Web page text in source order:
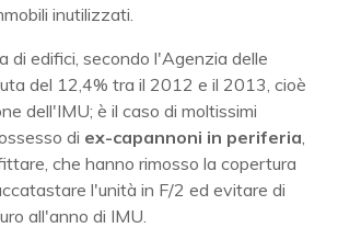
inutilizzati.
di edifici, secondo l'Agenzia delle
del 12,4% tra il 2012 e il 2013, cioè
dell'IMU; è il caso di moltissimi
di ex-capannoni in periferia
che hanno rimosso la copertura
l'unità in F/2 ed evitare di
all'anno di IMU.